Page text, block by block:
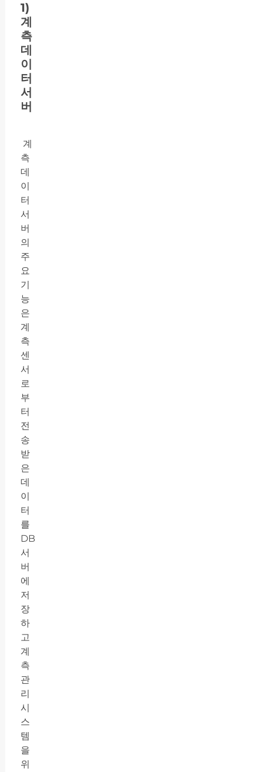
1)
계
측
데
이
터
서
버
계
측
데
이
터
서
버
의
주
요
기
능
은
계
측
센
서
로
부
터
전
송
받
은
데
이
터
를
DB
서
버
에
저
장
하
고
계
측
관
리
시
스
템
을
위